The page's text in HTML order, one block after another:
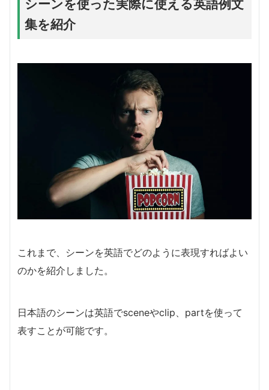
シーンを使った実際に使える英語例文
集を紹介
これまで、シーンを英語でどのように表現すればよい
のかを紹介しました。
日本語のシーンは英語でsceneやclip、partを使って
表すことが可能です。